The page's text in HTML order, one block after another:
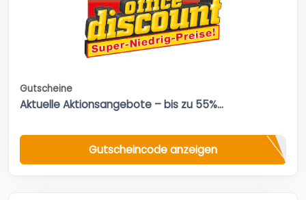
Gutscheine
Aktuelle Aktionsangebote – bis zu 55%...
Gutscheincode anzeigen